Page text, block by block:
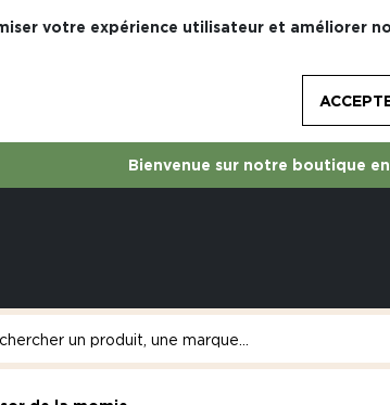
votre expérience utilisateur et améliorer
Bienvenue sur notre boutique